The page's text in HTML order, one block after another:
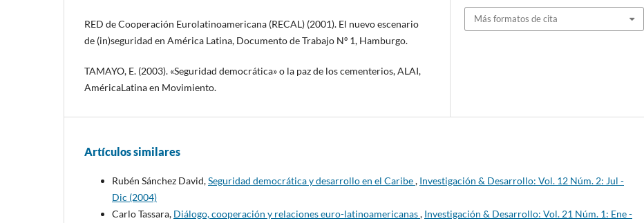
RED de Cooperación Eurolatinoamericana (RECAL) (2001). El nuevo escenario
de (in)seguridad en América Latina, Documento de Trabajo Nº 1, Hamburgo.
TAMAYO, E. (2003). «Seguridad democrática» o la paz de los cementerios, ALAI,
AméricaLatina en Movimiento.
Más formatos de cita
Artículos similares
Rubén Sánchez David,Seguridad democrática y desarrollo en el Caribe, Investigación & Desarrollo: Vol. 12 Núm. 2: Jul -
Dic (2004)
Carlo Tassara, Diálogo, cooperación y relaciones euro-latinoamericanas, Investigación & Desarrollo: Vol. 21 Núm. 1: Ene -